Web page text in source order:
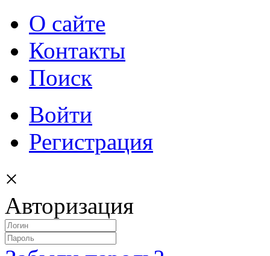
О сайте
Контакты
Поиск
Войти
Регистрация
×
Авторизация